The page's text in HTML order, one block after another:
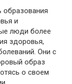
образования
и
люди более
здоровья,
Они с
образ
о своем